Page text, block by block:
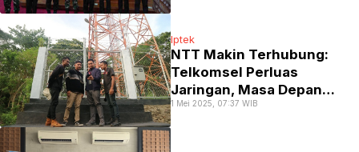
Iptek
NTT Makin Terhubung:
Telkomsel Perluas
Jaringan, Masa Depan
Digital Kian Dekat!
1 Mei 2025, 07:37 WIB